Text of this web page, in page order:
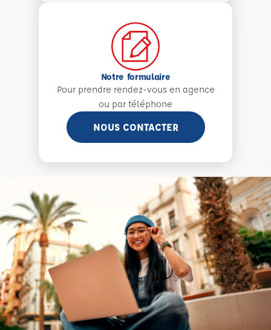
Notre formulaire
Pour prendre rendez-vous en agence
ou par téléphone
NOUS CONTACTER